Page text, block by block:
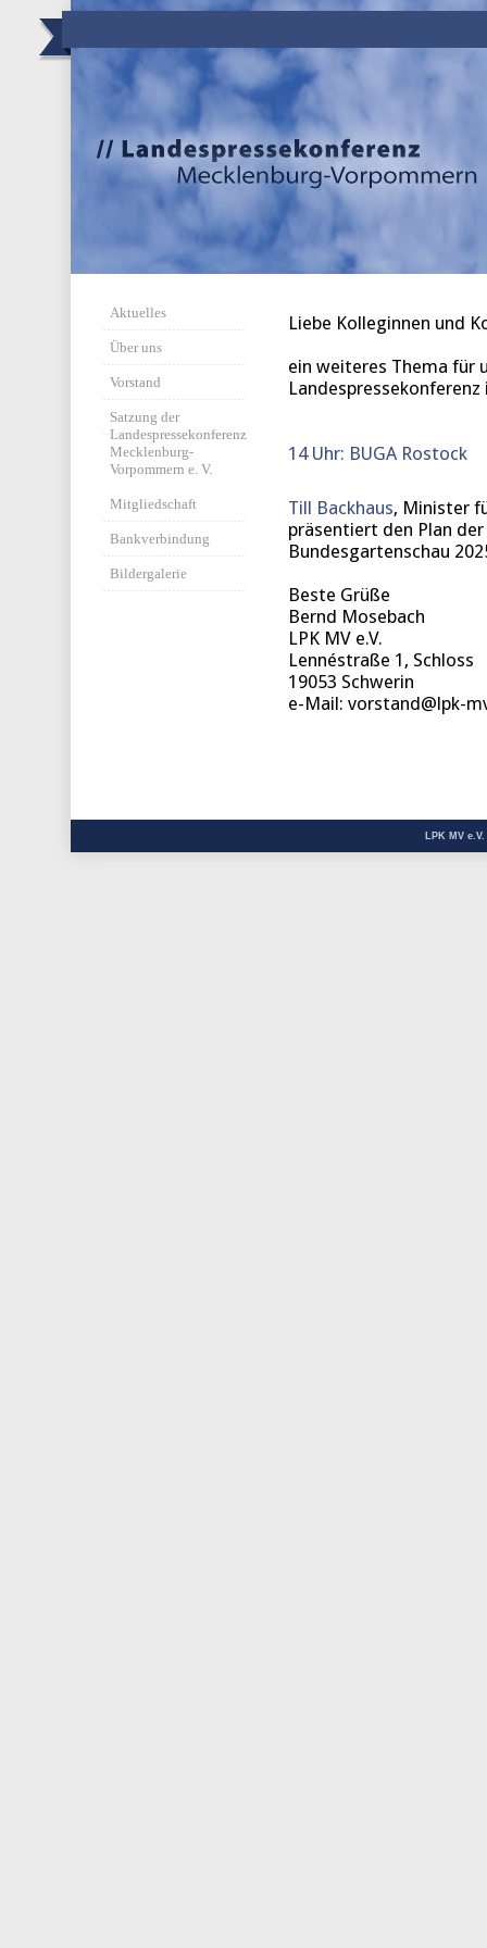
Aktuelles
Über uns
Vorstand
Satzung der
Landespressekonferenz
Mecklenburg-
Vorpommern e. V.
Mitgliedschaft
Bankverbindung
Bildergalerie
Liebe Kolleginnen und
ein weiteres Thema für
14 Uhr: BUGA Rostock
Till Backhaus, Minister
präsentiert den Plan
Bundesgartenschau
Beste Grüße
Bernd Mosebach
LPK MV e.V.
Lennéstraße 1, Schloss
19053 Schwerin
e-Mail: vorstand@lpk-
LPK MV e.V.